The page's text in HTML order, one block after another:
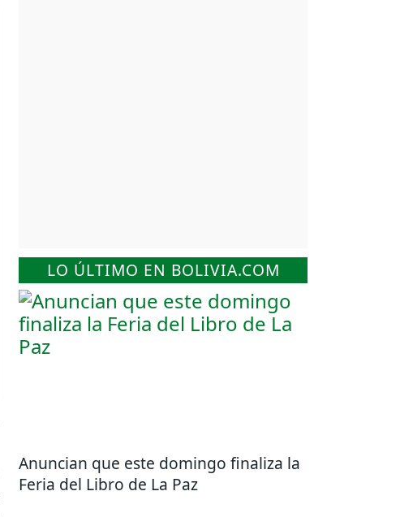
LO ÚLTIMO EN BOLIVIA.COM
Anuncian que este domingo finaliza la
Feria del Libro de La Paz